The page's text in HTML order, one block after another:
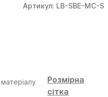
Артикул: LB-SBE-MC-S
Розмірна
сітка